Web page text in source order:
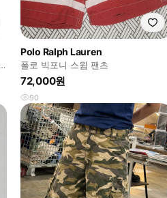
Polo Ralph Lauren
폴로 빅포니 스윔 팬츠
72,000원
90